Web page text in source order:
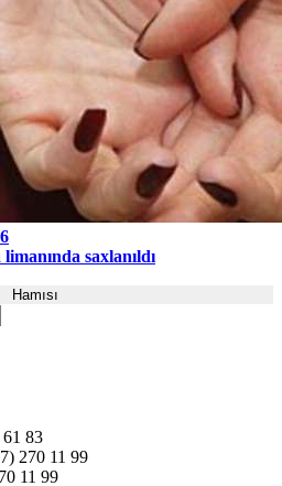
saxlanıldı
Hamısı
83
270 11 99
11 99